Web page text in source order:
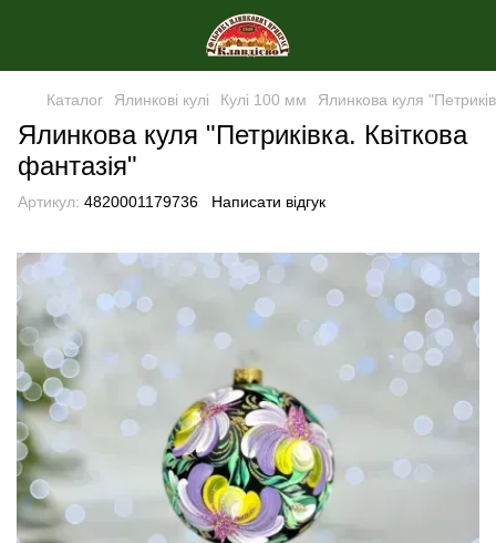
Каталог Ялинкові кулі Кулі 100 мм Ялинкова куля
Ялинкова куля "Петриківка. Квіткова
фантазія"
Артикул: 4820001179736 Написати відгук